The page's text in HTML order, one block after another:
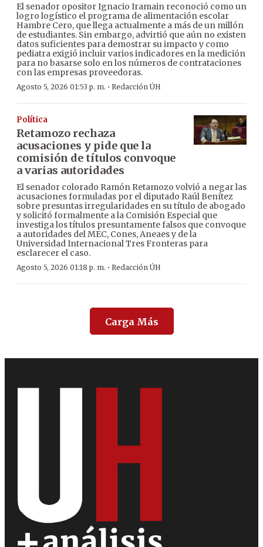
El senador opositor Ignacio Iramain reconoció como un
logro logístico el programa de alimentación escolar
Hambre Cero, que llega actualmente a más de un millón
de estudiantes. Sin embargo, advirtió que aún no existen
datos suficientes para demostrar su impacto y como
pediatra exigió incluir varios indicadores en la medición
para no basarse solo en los números de contrataciones
con las empresas proveedoras.
Agosto 5, 2026 01:53 p. m. · Redacción ÚH
Política
Retamozo rechaza
acusaciones y pide que la
comisión de títulos convoque
a varias autoridades
El senador colorado Ramón Retamozo volvió a negar las
acusaciones formuladas por el diputado Raúl Benítez
sobre presuntas irregularidades en su título de abogado
y solicitó formalmente a la Comisión Especial que
investiga los títulos presuntamente falsos que convoque
a autoridades del MEC, Cones, Aneaes y de la
Universidad Internacional Tres Fronteras para
esclarecer el caso.
Agosto 5, 2026 01:18 p. m. · Redacción ÚH
Carga Más